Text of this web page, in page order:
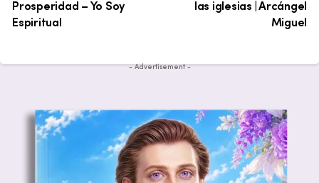
Prosperidad – Yo Soy
Espiritual
las iglesias | Arcángel
Miguel
- Advertisement -